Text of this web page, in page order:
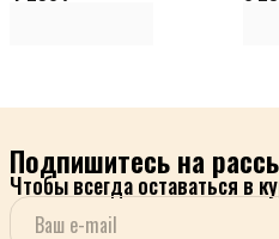
Подпишитесь на
Чтобы всегда оставаться в